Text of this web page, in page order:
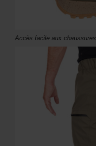
Accès facile aux chaussures